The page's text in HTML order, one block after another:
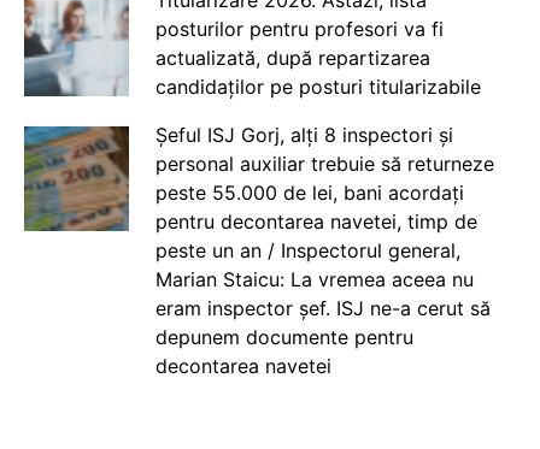
posturilor pentru profesori va fi
actualizată, după repartizarea
candidaților pe posturi titularizabile
Șeful ISJ Gorj, alți 8 inspectori și
personal auxiliar trebuie să returneze
peste 55.000 de lei, bani acordați
pentru decontarea navetei, timp de
peste un an / Inspectorul general,
Marian Staicu: La vremea aceea nu
eram inspector șef. ISJ ne-a cerut să
depunem documente pentru
decontarea navetei